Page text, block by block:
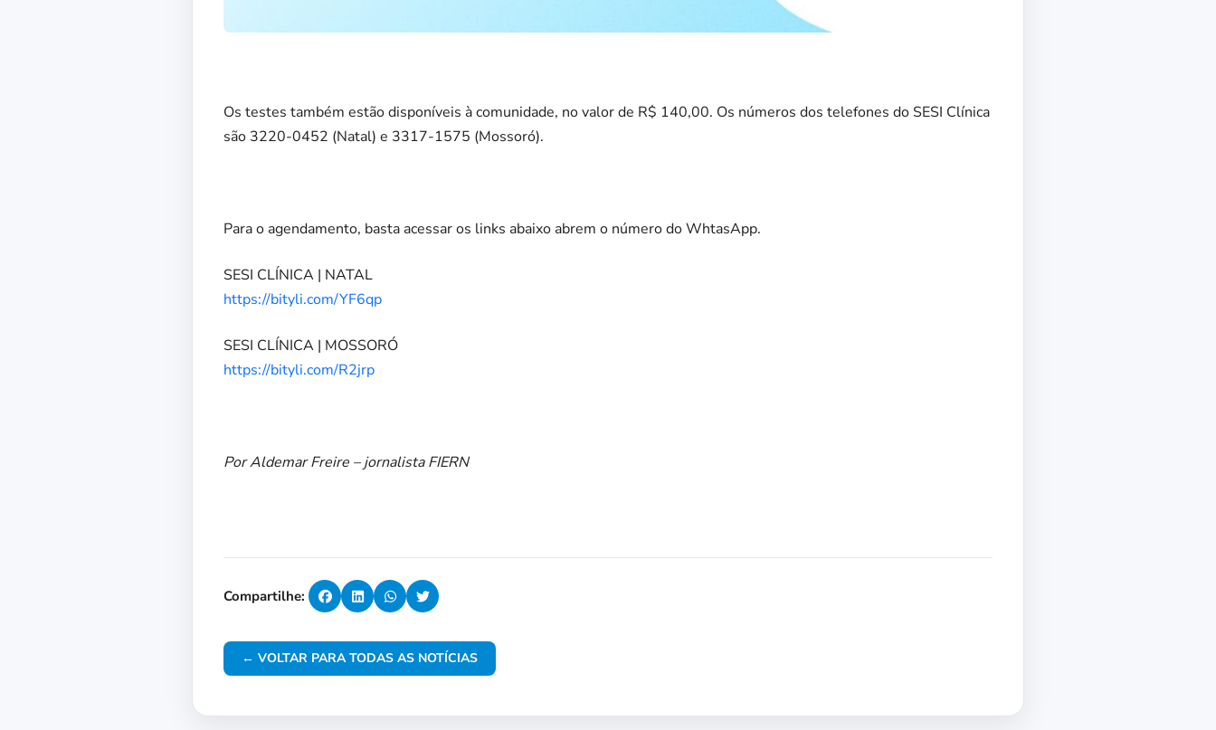
Os testes também estão disponíveis à comunidade, no valor de R$ 140,00. Os números dos telefones do SESI Clínica
são 3220-0452 (Natal) e 3317-1575 (Mossoró).
Para o agendamento, basta acessar os links abaixo abrem o número do WhtasApp.
SESI CLÍNICA | NATAL
https://bityli.com/YF6qp
SESI CLÍNICA | MOSSORÓ
https://bityli.com/R2jrp
Por Aldemar Freire – jornalista FIERN
Compartilhe:
← VOLTAR PARA TODAS AS NOTÍCIAS